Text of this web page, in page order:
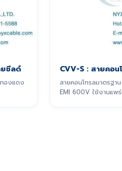
ยชีลด์
องแดง
CVV-S : สายคอ
สายคอนโทรลมาตรฐา
EMI 600V ใช้งานแพร่